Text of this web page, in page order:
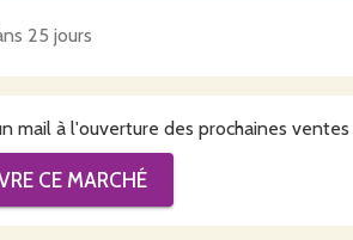
25 jours
mail à l'ouverture des prochaines ventes
CE MARCHÉ